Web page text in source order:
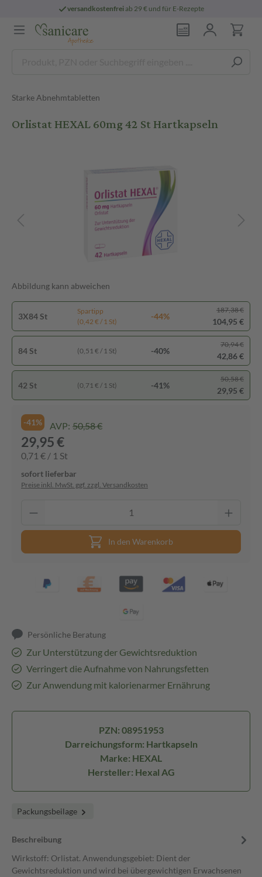
versandkostenfreiab 29 € und für E-Rezepte
Starke Abnehmtabletten
Orlistat HEXAL 60mg 42 St Hartkapseln
Abbildung kann abweichen
3X84 St
Spartipp
(0,42 € / 1 St)
-44%
187,38 €
104,95 €
84 St (0,51 € / 1 St) -40%
70,94 €
42,86 €
42 St (0,71 € / 1 St) -41%
50,58 €
29,95 €
-41% AVP: 50,58 €
29,95 €
0,71 € / 1 St
sofort lieferbar
Preise inkl. MwSt. ggf. zzgl. Versandkosten
In den Warenkorb
Persönliche Beratung
Zur Unterstützung der Gewichtsreduktion
Verringert die Aufnahme von Nahrungsfetten
Zur Anwendung mit kalorienarmer Ernährung
PZN: 08951953
Darreichungsform: Hartkapseln
Marke: HEXAL
Hersteller: Hexal AG
Packungsbeilage
Beschreibung
Wirkstoff: Orlistat. Anwendungsgebiet: Dient der
Gewichtsreduktion und wird bei übergewichtigen Erwachsenen